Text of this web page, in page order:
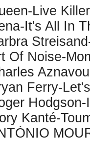
Live
It's All In
Of Noise-
Ferry-
Kanté-